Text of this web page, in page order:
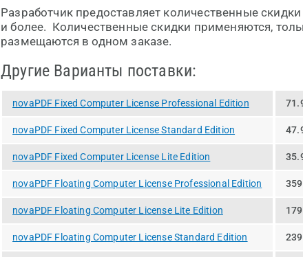
Разработчик предоставляет количественные
и более. Количественные скидки применяются,
размещаются в одном заказе.
Другие Варианты поставки:
novaPDF Fixed Computer License Professional Edition
novaPDF Fixed Computer License Standard Edition
novaPDF Fixed Computer License Lite Edition
novaPDF Floating Computer License Professional Edition
novaPDF Floating Computer License Lite Edition
novaPDF Floating Computer License Standard Edition